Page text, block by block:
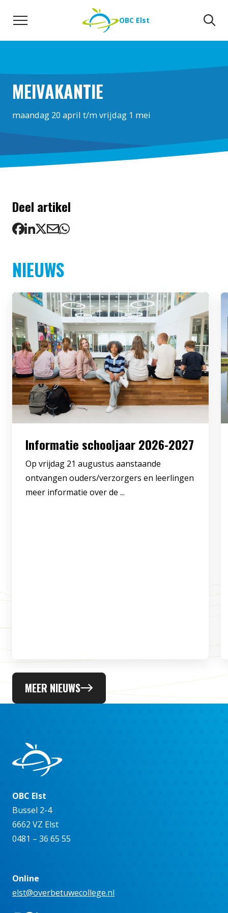
OBC Elst
MEIVAKANTIE
maandag 20 april t/m vrijdag 1 mei
Deel artikel
NIEUWS
Informatie schooljaar 2026-2027
Op vrijdag 21 augustus aanstaande
ontvangen ouders/verzorgers en leerlingen
meer informatie over de ...
MEER NIEUWS
OBC Elst
Bussel 2-4
6662 VZ Elst
0481 – 36 65 55
Online
elst@overbetuwecollege.nl